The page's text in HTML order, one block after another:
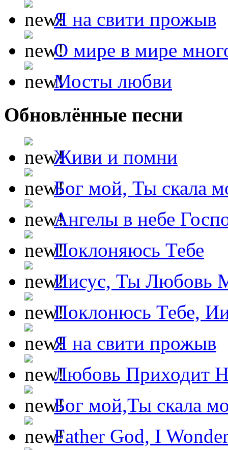
Я на свити прожыв
О мире в мире
Мосты любви
Обновлённые песни
Живи и помни
Бог мой, Ты скала
Ангелы в небе
Поклоняюсь Тебе
Иисус, Ты Любовь
Поклонюсь Тебе,
Я на свити прожыв
Любовь Приходит
Бог мой,Ты скала
Father God, I